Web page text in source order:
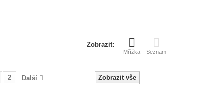
Zobrazit:
Mřížka Seznam
Zobrazit vše
2 Další